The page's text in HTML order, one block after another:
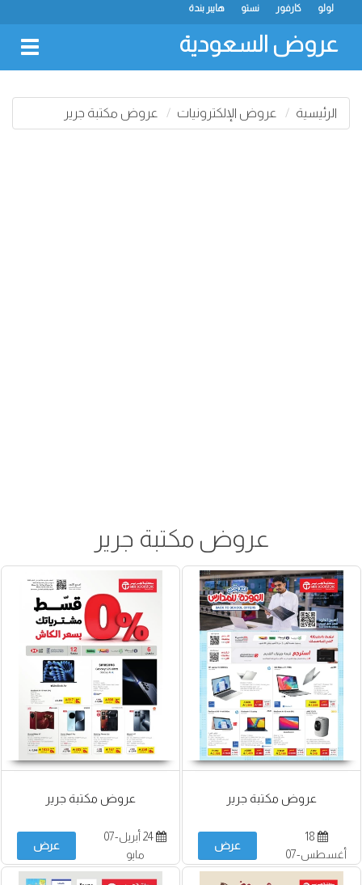
هايبر بندة نستو كارفور لولو
عروض السعودية
الرئيسية عروض الإلكترونيات عروض مكتبة جرير
عروض مكتبة جرير
عروض مكتبة جرير
18
أغسطس-07
سبتمبر
عرض
عروض مكتبة جرير
24 أبريل-07
مايو
عرض